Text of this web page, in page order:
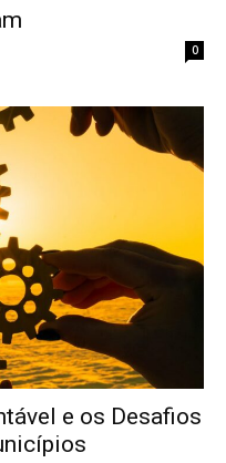
0
e os Desafios